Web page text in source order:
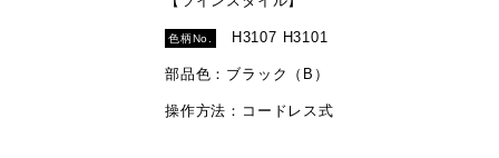
色柄No. H3107 H3101
部品色：ブラック（B）
操作方法：コードレス式